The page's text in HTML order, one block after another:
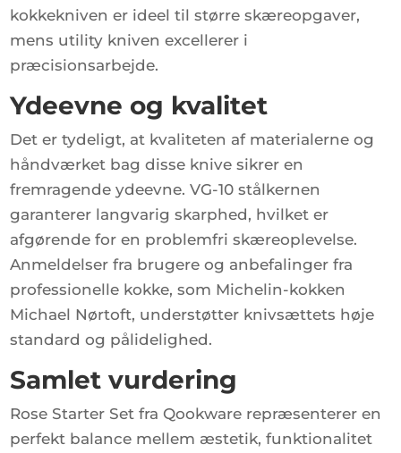
kokkekniven er ideel til større skæreopgaver,
mens utility kniven excellerer i
præcisionsarbejde.
Ydeevne og kvalitet
Det er tydeligt, at kvaliteten af materialerne og
håndværket bag disse knive sikrer en
fremragende ydeevne. VG-10 stålkernen
garanterer langvarig skarphed, hvilket er
afgørende for en problemfri skæreoplevelse.
Anmeldelser fra brugere og anbefalinger fra
professionelle kokke, som Michelin-kokken
Michael Nørtoft, understøtter knivsættets høje
standard og pålidelighed.
Samlet vurdering
Rose Starter Set fra Qookware repræsenterer en
perfekt balance mellem æstetik, funktionalitet